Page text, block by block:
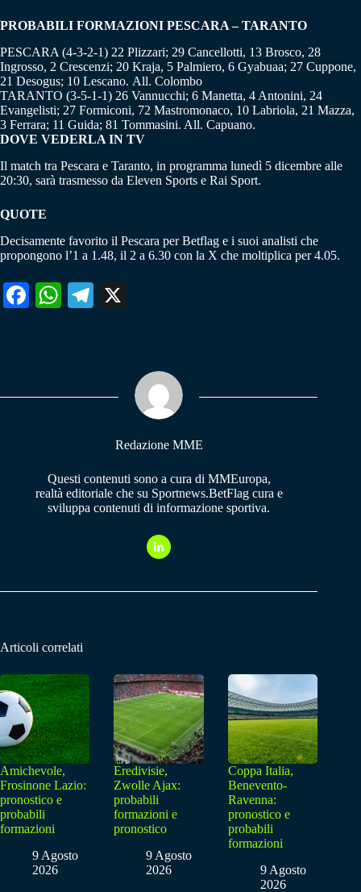
PROBABILI FORMAZIONI PESCARA – TARANTO
PESCARA (4-3-2-1) 22 Plizzari; 29 Cancellotti, 13 Brosco, 28
Ingrosso, 2 Crescenzi; 20 Kraja, 5 Palmiero, 6 Gyabuaa; 27 Cuppone,
21 Desogus; 10 Lescano. All. Colombo
TARANTO (3-5-1-1) 26 Vannucchi; 6 Manetta, 4 Antonini, 24
Evangelisti; 27 Formiconi, 72 Mastromonaco, 10 Labriola, 21 Mazza,
3 Ferrara; 11 Guida; 81 Tommasini. All. Capuano.
DOVE VEDERLA IN TV
Il match tra Pescara e Taranto, in programma lunedì 5 dicembre alle
20:30, sarà trasmesso da Eleven Sports e Rai Sport.
QUOTE
Decisamente favorito il Pescara per Betflag e i suoi analisti che
propongono l’1 a 1.48, il 2 a 6.30 con la X che moltiplica per 4.05.
Fa W
pp
Te
m
Redazione MME
Questi contenuti sono a cura di MMEuropa,
realtà editoriale che su Sportnews.BetFlag cura e
sviluppa contenuti di informazione sportiva.
Articoli correlati
Amichevole,
Frosinone Lazio:
pronostico e
probabili
formazioni
9 Agosto
2026
Eredivisie,
Zwolle Ajax:
probabili
formazioni e
pronostico
9 Agosto
2026
Coppa Italia,
Benevento-
Ravenna:
pronostico e
probabili
formazioni
9 Agosto
2026